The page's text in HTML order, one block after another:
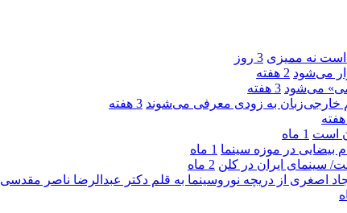
است نه ممیزی 3 روز
می‌شود 2 هفته
می‌شود 3 هفته
خارجی‌زبان به زودی معرفی می‌شوند 3 هفته
است 1 ماه
در موزه سینما 1 ماه
سینمای ایران در کلن 2 ماه
اصغری از دریچه نوروسینما به قلم دکتر عبدالرضا ناصر مقدسی